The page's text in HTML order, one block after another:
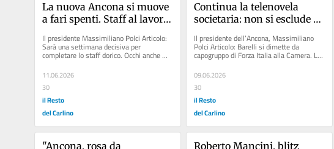
La nuova Ancona si muove
a fari spenti. Staff al lavoro
verrà
Il presidente Massimiliano Polci Articolo:
Sarà una settimana decisiva per
completare lo staff dorico. Occhi anche
sulla formazione Articolo: Corso...
11.06.2026
30
il Resto
del Carlino
Continua la telenovela
societaria: non si esclude
imprenditore. Polci-Bucci,
vertice rimandato. Il
attorno
Il presidente dell’Ancona, Massimiliano
Polci Articolo: Barelli si dimette da
capogruppo di Forza Italia alla Camera. La
frecciata ai Berlusconi:...
09.06.2026
30
il Resto
del Carlino
"Ancona, rosa da
Roberto Mancini, blitz